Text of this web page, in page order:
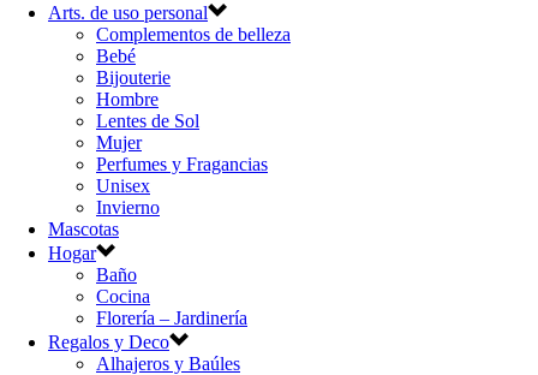
Arts. de uso personal
Complementos de belleza
Bebé
Bijouterie
Hombre
Lentes de Sol
Mujer
Perfumes y Fragancias
Unisex
Invierno
Mascotas
Hogar
Baño
Cocina
Florería – Jardinería
Regalos y Deco
Alhajeros y Baúles